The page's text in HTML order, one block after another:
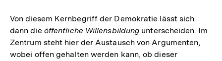
Von diesem Kernbegriff der Demokratie lässt sich
dann die öffentliche Willensbildung unterscheiden. Im
Zentrum steht hier der Austausch von Argumenten,
wobei offen gehalten werden kann, ob dieser